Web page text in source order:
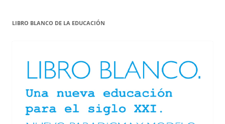
LIBRO BLANCO DE LA EDUCACIÓN